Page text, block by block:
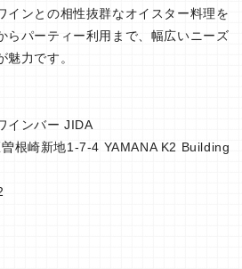
インとの相性抜群なオイスター料理を
らパーティー利用まで、幅広いニーズ
力です。
インバー JIDA
根崎新地1-7-4 YAMANA K2 Building